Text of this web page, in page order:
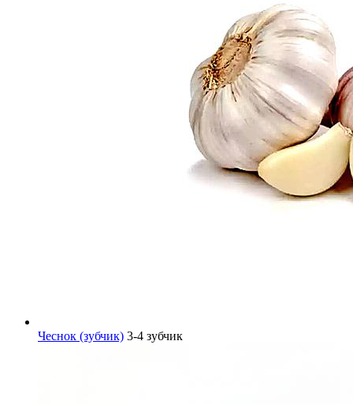
Чеснок (зубчик) 3-4 зубчик